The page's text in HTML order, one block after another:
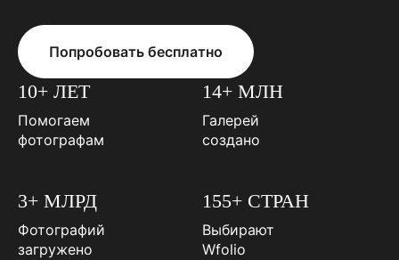
Попробовать бесплатно
10+ ЛЕТ
Помогаем
фотографам
14+ МЛН
Галерей
создано
3+ МЛРД
Фотографий
загружено
155+ СТРАН
Выбирают
Wfolio